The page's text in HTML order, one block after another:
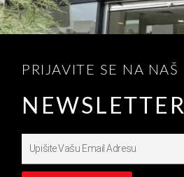
PRIJAVITE SE NA NAŠ
NEWSLETTER